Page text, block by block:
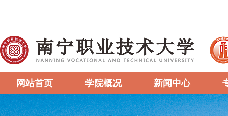
网站首页 学院概况 新闻中心